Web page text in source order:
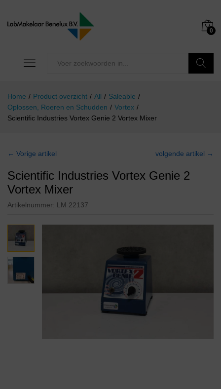
0
Home / Product overzicht / All / Saleable /
Oplossen, Roeren en Schudden / Vortex /
Scientific Industries Vortex Genie 2 Vortex Mixer
← Vorige artikel volgende artikel →
Scientific Industries Vortex Genie 2
Vortex Mixer
Artikelnummer: LM 22137